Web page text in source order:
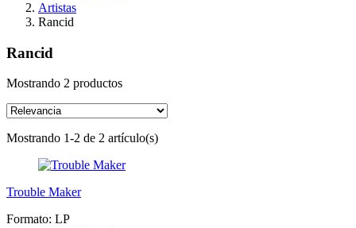
Artistas
Rancid
Rancid
Mostrando 2 productos
Mostrando 1-2 de 2 artículo(s)
Trouble Maker
Formato: LP